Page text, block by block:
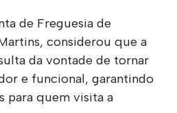
de Freguesia de
considerou que a
da vontade de tornar
e funcional, garantindo
para quem visita a